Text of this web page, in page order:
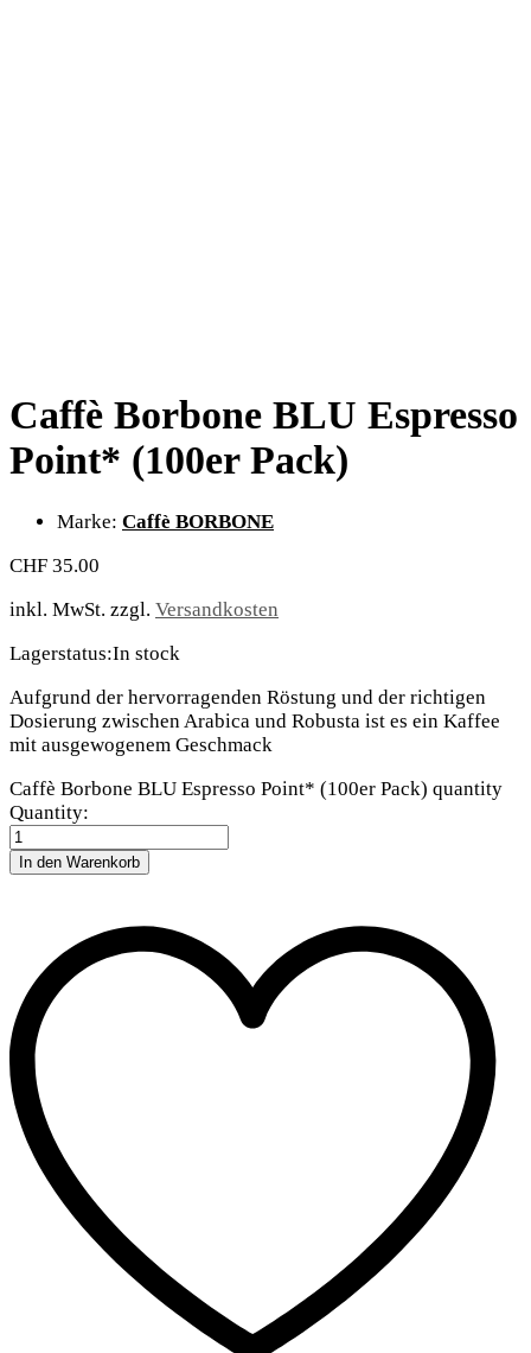
Caffè Borbone BLU Espresso
Point* (100er Pack)
Marke: Caffè BORBONE
CHF 35.00
inkl. MwSt. zzgl. Versandkosten
Lagerstatus:In stock
Aufgrund der hervorragenden Röstung und der richtigen
Dosierung zwischen Arabica und Robusta ist es ein Kaffee
mit ausgewogenem Geschmack
Caffè Borbone BLU Espresso Point* (100er Pack) quantity
Quantity:
In den Warenkorb